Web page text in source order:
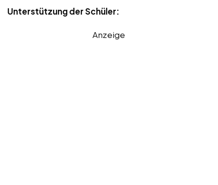
Unterstützung der Schüler:
Anzeige